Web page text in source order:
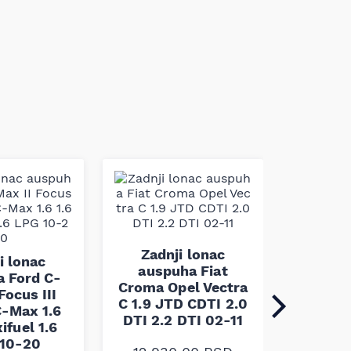
lonac
Ford C-
III
Max 1.6
1.6
20
Zadnji lonac
auspuha Fiat
Croma Opel Vectra
C 1.9 JTD CDTI 2.0
DTI 2.2 DTI 02-11